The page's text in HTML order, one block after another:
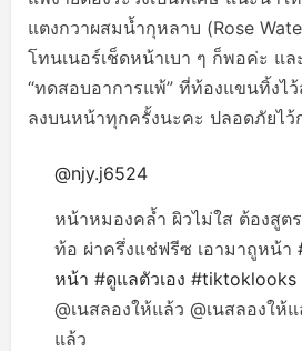
แตงกวาผสมน้ำกุหลาบ (Rose
โทนเนอร์เช็ดหน้าเบา ๆ ก็พอค่ะ แ
“ทดสอบอาการแพ้” ที่ท้องแขนทิ้งไ
ลงบนหน้าทุกครั้งนะคะ ปลอดภัยไว้
@njy.j6524
หน้าหมองคล้ำ ผิวไม่ใส ต้องสูตร
ท้อ ผ่าครึ่งแช่ฟรีซ เอามาถูหน้า
หน้า #ดูแลตัวเอง #tiktoklooks
@เนสลองให้แล้ว @เนสลองให้
แล้ว